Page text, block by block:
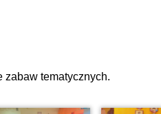
zabaw tematycznych.